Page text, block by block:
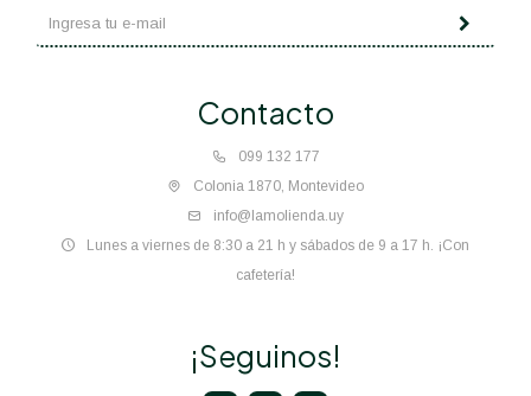
Contacto
099 132 177
Colonia 1870, Montevideo
info@lamolienda.uy
Lunes a viernes de 8:30 a 21 h y sábados de 9 a 17 h. ¡Con
cafetería!
¡Seguinos!